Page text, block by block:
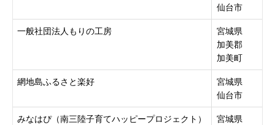
仙台市
一般社団法人もりの工房
宮城県
加美郡
加美町
網地島ふるさと楽好
宮城県
仙台市
みなはぴ（南三陸子育てハッピープロジェクト）
宮城県